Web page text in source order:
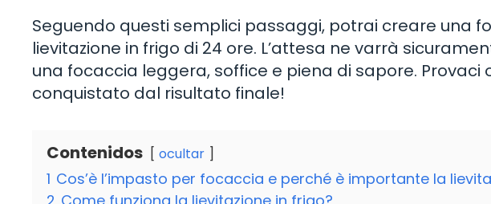
Seguendo questi semplici passaggi, potrai creare una
lievitazione in frigo di 24 ore. L’attesa ne varrà
una focaccia leggera, soffice e piena di sapore.
conquistato dal risultato finale!
Contenidos ocultar
1 Cos’è l’impasto per focaccia e perché è importante la